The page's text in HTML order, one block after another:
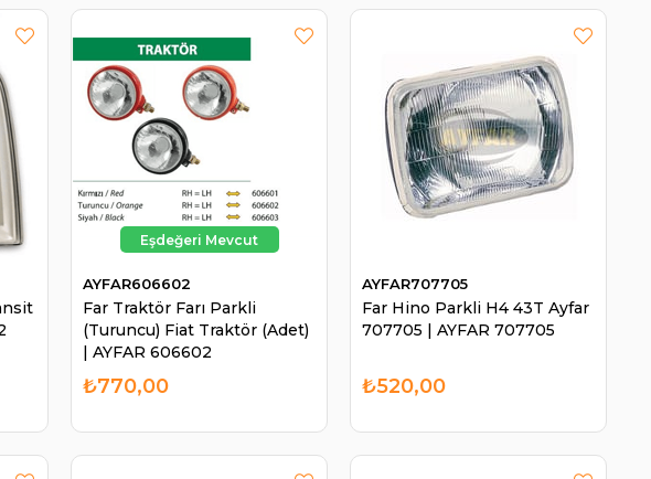
Far Traktör Farı Parkli
(Turuncu) Fiat Traktör (Adet)
| AYFAR 606602
AYFAR606602
₺770,00
Far Hino Parkli H4 43T Ayfar
707705 | AYFAR 707705
AYFAR707705
₺520,00